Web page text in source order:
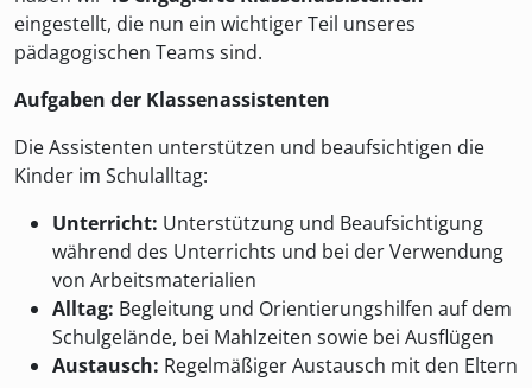
eingestellt, die nun ein wichtiger Teil unseres
pädagogischen Teams sind.
Aufgaben der Klassenassistenten
Die Assistenten unterstützen und beaufsichtigen die
Kinder im Schulalltag:
Unterricht: Unterstützung und Beaufsichtigung
während des Unterrichts und bei der Verwendung
von Arbeitsmaterialien
Alltag: Begleitung und Orientierungshilfen auf dem
Schulgelände, bei Mahlzeiten sowie bei Ausflügen
Austausch: Regelmäßiger Austausch mit den Eltern